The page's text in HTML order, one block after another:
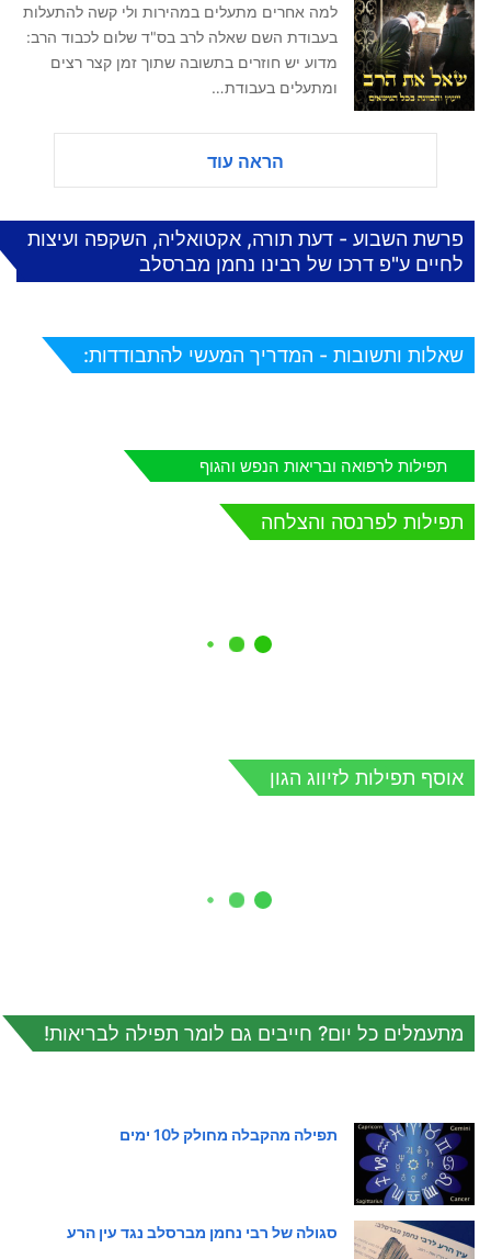
למה אחרים מתעלים במהירות ולי קשה להתעלות
בעבודת השם שאלה לרב בס"ד שלום לכבוד הרב:
מדוע יש חוזרים בתשובה שתוך זמן קצר רצים
ומתעלים בעבודת…
הראה עוד
פרשת השבוע - דעת תורה, אקטואליה, השקפה ועיצות
לחיים ע"פ דרכו של רבינו נחמן מברסלב
שאלות ותשובות - המדריך המעשי להתבודדות:
תפילות לרפואה ובריאות הנפש והגוף
תפילות לפרנסה והצלחה
אוסף תפילות לזיווג הגון
מתעמלים כל יום? חייבים גם לומר תפילה לבריאות!
תפילה מהקבלה מחולק ל10 ימים
סגולה של רבי נחמן מברסלב נגד עין הרע